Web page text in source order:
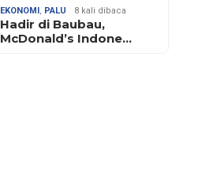
EKONOMI , PALU 8 kali dibaca
Hadir di Baubau,
McDonald’s Indone…